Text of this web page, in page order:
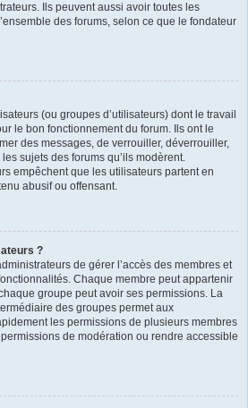
Ils peuvent aussi avoir toutes les
des forums, selon ce que le fondateur
(ou groupes d’utilisateurs) dont le travail
le bon fonctionnement du forum. Ils ont le
des messages, de verrouiller, déverrouiller,
sujets des forums qu’ils modèrent.
empêchent que les utilisateurs partent en
abusif ou offensant.
?
de gérer l’accès des membres et
Chaque membre peut appartenir
groupe peut avoir ses permissions. La
des groupes permet aux
les permissions de plusieurs membres
de modération ou rendre accessible